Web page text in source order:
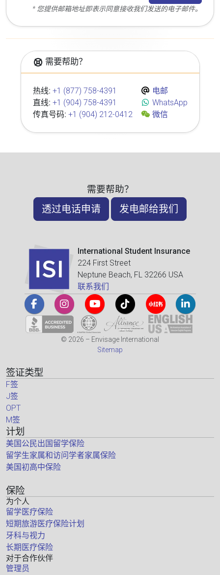
* 您提供邮箱地址即表示同意接收我们发送的电子邮件。
需要帮助？
热线: +1 (877) 758-4391
直线: +1 (904) 758-4391
传真号码: +1 (904) 212-0412
电邮
WhatsApp
微信
需要帮助？
透过电话申请 发电邮给我们
International Student Insurance
224 First Street
Neptune Beach, FL 32266 USA
联系我们
© 2026 – Envisage International
Sitemap
签证类型
F签
J签
OPT
M签
计划
美国公民出国留学保险
留学生家属和访问学者家属保险
美国初高中保险
保险
为个人
留学医疗保险
短期旅游医疗保险计划
牙科与视力
长期医疗保险
对于合作伙伴
管理员